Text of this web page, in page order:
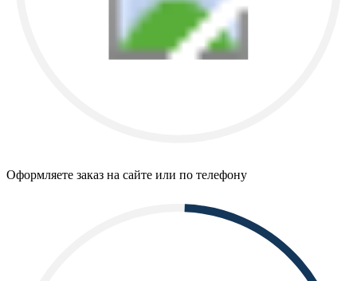
Оформляете заказ на сайте или по телефону